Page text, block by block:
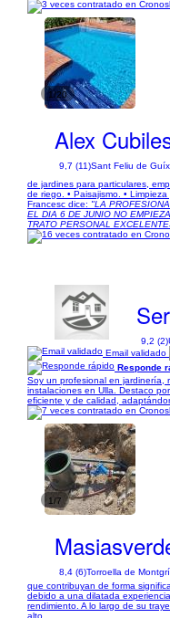
1/20
Alex
9,7 (11)Sant Feliu de
de jardines para particulares,
de riego. • Paisajismo. •
Francesc dice: "LA
EL DIA 6 DE JUNIO NO
TRATO PERSONAL
9,2 (2)
Email validado
Responde
Soy un profesional en jardinería,
instalaciones en Ulla. Destaco
eficiente y de calidad,
1/7
8,4 (6)Torroella de
que contribuyan de forma
debido a una dilatada
rendimiento. A lo largo de su
alto...